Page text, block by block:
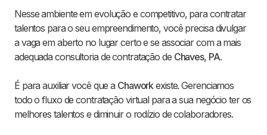
Nesse ambiente em evolução e competitivo, para contratar
talentos para o seu empreendimento, você precisa divulgar
a vaga em aberto no lugar certo e se associar com a mais
adequada consultoria de contratação de Chaves, PA.
É para auxiliar você que a Chaworkexiste. Gerenciamos
todo o fluxo de contratação virtual para a sua negócio ter os
melhores talentos e diminuir o rodízio de colaboradores.